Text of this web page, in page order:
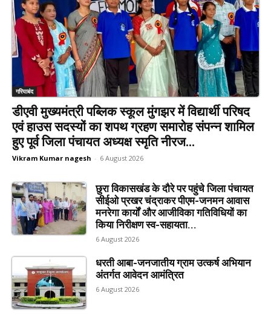
गरियाबंद
डीएवी मुख्यमंत्री पब्लिक स्कूल मुंगझर में विद्यार्थी परिषद
एवं हाउस सदस्यों का शपथ ग्रहण समारोह संपन्न शामिल
हुए पूर्व जिला पंचायत अध्यक्ष स्मृति नीरज...
Vikram Kumar nagesh - 6 August 2026
छुरा विकासखंड के दौरे पर पहुंचे जिला पंचायत
सीईओ प्रखर चंद्राकर पीएम-जनमन आवास
मनरेगा कार्यों और आजीविका गतिविधियों का
किया निरीक्षण स्व-सहायता...
6 August 2026
धरती आबा-जनजातीय ग्राम उत्कर्ष अभियान
अंतर्गत आवेदन आमंत्रित
6 August 2026